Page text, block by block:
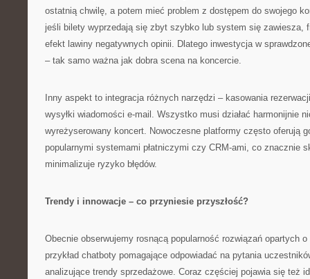
ostatnią chwilę, a potem mieć problem z dostępem do swojego
jeśli bilety wyprzedają się zbyt szybko lub system się zawiesza,
efekt lawiny negatywnych opinii. Dlatego inwestycja w
– tak samo ważna jak dobra scena na koncercie.
Inny aspekt to integracja różnych narzędzi – kasowania
wysyłki wiadomości e-mail. Wszystko musi działać harmonijnie
wyreżyserowany koncert. Nowoczesne platformy często oferują
popularnymi systemami płatniczymi czy CRM-ami, co znacznie
minimalizuje ryzyko błędów.
Trendy i innowacje – co przyniesie przyszłość?
Obecnie obserwujemy rosnącą popularność rozwiązań opartych
przykład chatboty pomagające odpowiadać na pytania
analizujące trendy sprzedażowe. Coraz częściej pojawia się też